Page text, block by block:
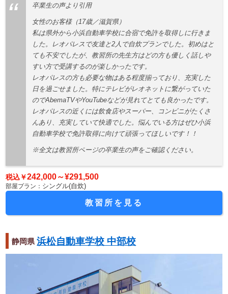
卒業生の声より引用
女性のお客様（17歳／滋賀県）
私は県外から小浜自動車学校に合宿で免許を取得しに行きま
した。レオパレスで友達と2人で自炊プランでした。初めはと
ても不安でしたが、教習所の先生方はどの方も優しく話しや
すい方で受講するのが楽しかったです。
レオパレスの方も必要な物はある程度揃っており、充実した
日を過ごせました。特にテレビがレオネットに繋がっていた
のでAbemaTVやYouTubeなどが見れてとても良かったです。
レオパレスの近くには飲食店やスーパー、コンビニがたくさ
んあり、充実していて快適でした。悩んでいる方はぜひ小浜
自動車学校で免許取得に向けて頑張ってほしいです！！
※全文は教習所ページの卒業生の声をご確認ください。
242,000～¥291,500
シングル(自炊)
教習所を見る
静岡県 浜松自動車学校 中部校